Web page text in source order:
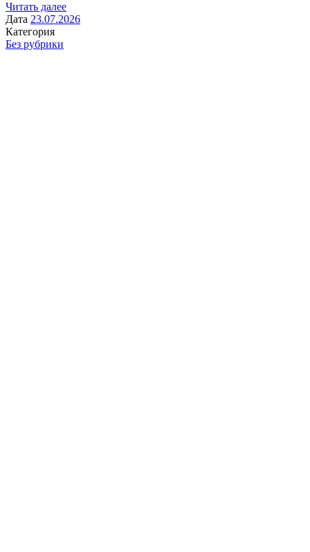
Читать далее
Дата 23.07.2026
Категория
Без рубрики